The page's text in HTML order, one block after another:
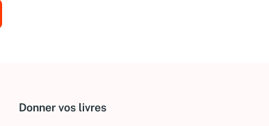
Donner vos livres